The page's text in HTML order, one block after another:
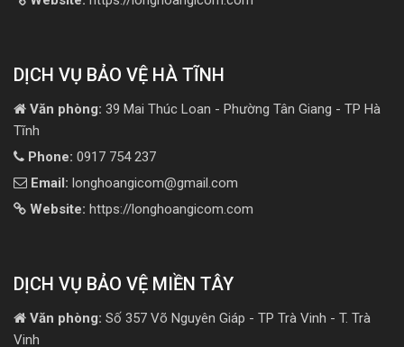
DỊCH VỤ BẢO VỆ HÀ TĨNH
Văn phòng: 39 Mai Thúc Loan - Phường Tân Giang - TP Hà
Tĩnh
Phone: 0917 754 237
Email: longhoangicom@gmail.com
Website: https://longhoangicom.com
DỊCH VỤ BẢO VỆ MIỀN TÂY
Văn phòng: Số 357 Võ Nguyên Giáp - TP Trà Vinh - T. Trà
Vinh